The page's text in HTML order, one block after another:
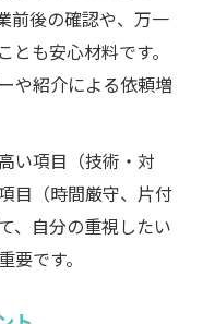
前後の確認や、万一
も安心材料です。
や紹介による依頼増
い項目（技術・対
目（時間厳守、片付
、自分の重視したい
です。